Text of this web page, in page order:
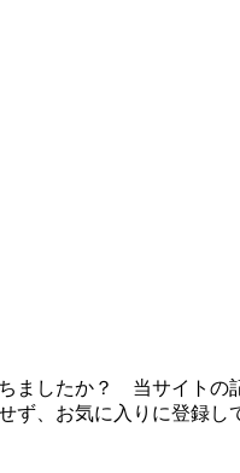
ましたか？ 当サイトの
ず、お気に入りに登録